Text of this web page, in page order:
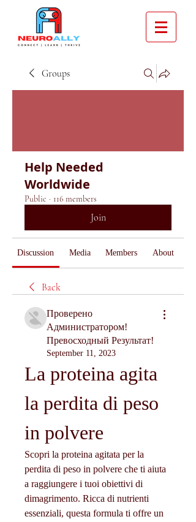
Groups
Help Needed
Worldwide
Public · 116 members
Join
Discussion Media Members About
Back
Проверено
Администратором!
Превосходный Результат!
September 11, 2023
La proteina agita
la perdita di peso
in polvere
Scopri la proteina agitata per la
perdita di peso in polvere che ti aiuta
a raggiungere i tuoi obiettivi di
dimagrimento. Ricca di nutrienti
essenziali, questa formula ti offre un